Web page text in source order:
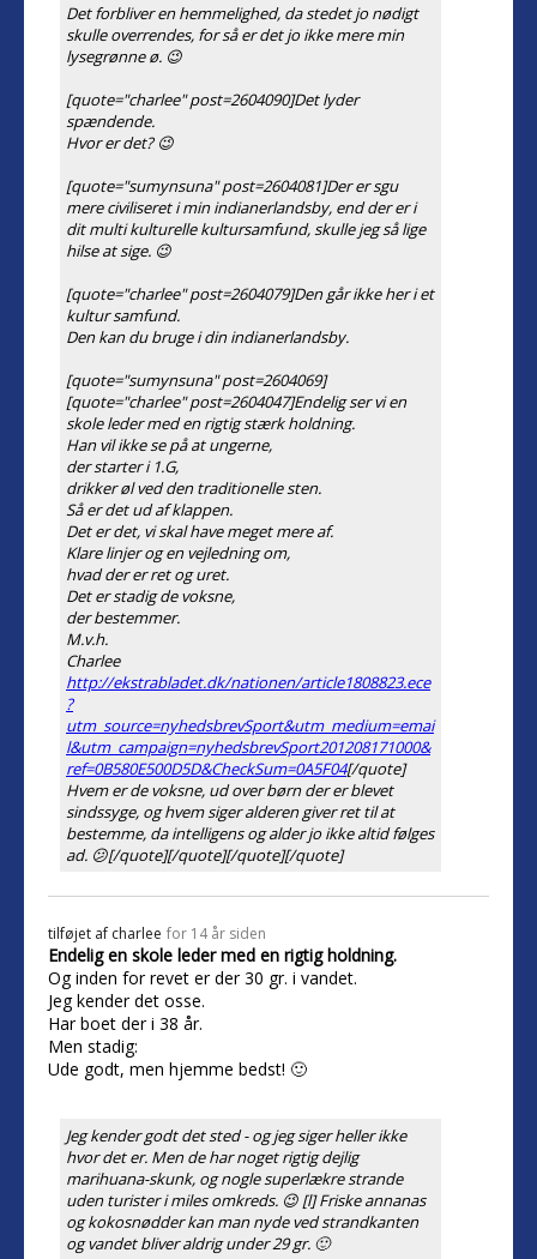
Det forbliver en hemmelighed, da stedet jo nødigt
skulle overrendes, for så er det jo ikke mere min
lysegrønne ø. 😉
[quote="charlee" post=2604090]Det lyder
spændende.
Hvor er det? 😉
[quote="sumynsuna" post=2604081]Der er sgu
mere civiliseret i min indianerlandsby, end der er i
dit multi kulturelle kultursamfund, skulle jeg så lige
hilse at sige. 😉
[quote="charlee" post=2604079]Den går ikke her i et
kultur samfund.
Den kan du bruge i din indianerlandsby.
[quote="sumynsuna" post=2604069]
[quote="charlee" post=2604047]Endelig ser vi en
skole leder med en rigtig stærk holdning.
Han vil ikke se på at ungerne,
der starter i 1.G,
drikker øl ved den traditionelle sten.
Så er det ud af klappen.
Det er det, vi skal have meget mere af.
Klare linjer og en vejledning om,
hvad der er ret og uret.
Det er stadig de voksne,
der bestemmer.
M.v.h.
Charlee
http://ekstrabladet.dk/nationen/article1808823.ece
?
utm_source=nyhedsbrevSport&utm_medium=emai
l&utm_campaign=nyhedsbrevSport201208171000&
ref=0B580E500D5D&CheckSum=0A5F04[/quote]
Hvem er de voksne, ud over børn der er blevet
sindssyge, og hvem siger alderen giver ret til at
bestemme, da intelligens og alder jo ikke altid følges
ad. 😕[/quote][/quote][/quote][/quote]
tilføjet af charlee for 14 år siden
Endelig en skole leder med en rigtig holdning.
Og inden for revet er der 30 gr. i vandet.
Jeg kender det osse.
Har boet der i 38 år.
Men stadig:
Ude godt, men hjemme bedst! 🙂
Jeg kender godt det sted - og jeg siger heller ikke
hvor det er. Men de har noget rigtig dejlig
marihuana-skunk, og nogle superlækre strande
uden turister i miles omkreds. 😉 [l] Friske annanas
og kokosnødder kan man nyde ved strandkanten
og vandet bliver aldrig under 29 gr. 🙂